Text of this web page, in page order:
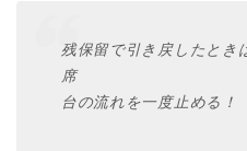
残保留で引き戻したとき
席
台の流れを一度止める！